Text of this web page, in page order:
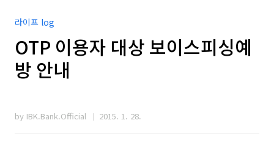
라이프 log
OTP 이용자 대상 보이스피싱예
방 안내
by IBK.Bank.Official 2015. 1. 28.